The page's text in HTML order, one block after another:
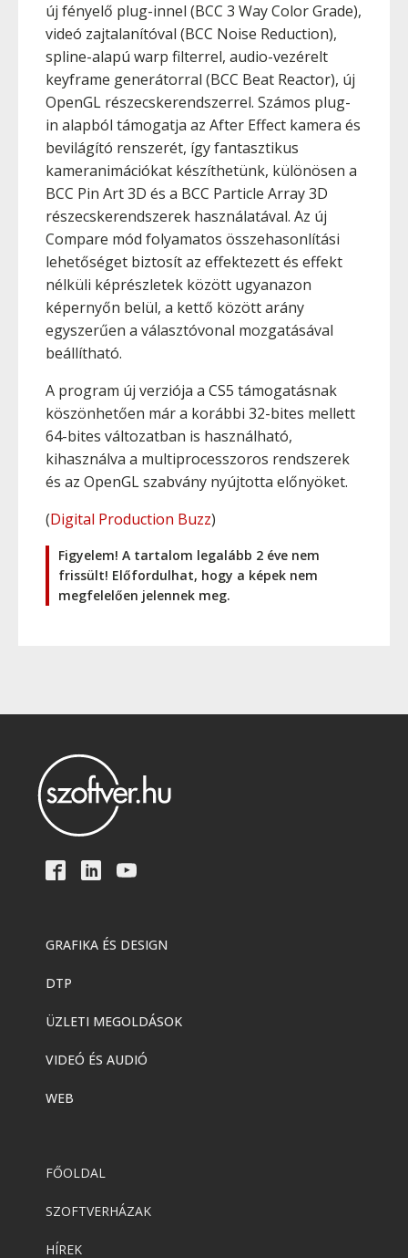
új fényelő plug-innel (BCC 3 Way Color Grade),
videó zajtalanítóval (BCC Noise Reduction),
spline-alapú warp filterrel, audio-vezérelt
keyframe generátorral (BCC Beat Reactor), új
OpenGL részecskerendszerrel. Számos plug-
in alapból támogatja az After Effect kamera és
bevilágító renszerét, így fantasztikus
kameranimációkat készíthetünk, különösen a
BCC Pin Art 3D és a BCC Particle Array 3D
részecskerendszerek használatával. Az új
Compare mód folyamatos összehasonlítási
lehetőséget biztosít az effektezett és effekt
nélküli képrészletek között ugyanazon
képernyőn belül, a kettő között arány
egyszerűen a választóvonal mozgatásával
beállítható.
A program új verziója a CS5 támogatásnak
köszönhetően már a korábbi 32-bites mellett
64-bites változatban is használható,
kihasználva a multiprocesszoros rendszerek
és az OpenGL szabvány nyújtotta előnyöket.
(Digital Production Buzz)
Figyelem! A tartalom legalább 2 éve nem
frissült! Előfordulhat, hogy a képek nem
megfelelően jelennek meg.
GRAFIKA ÉS DESIGN
DTP
ÜZLETI MEGOLDÁSOK
VIDEÓ ÉS AUDIÓ
WEB
FŐOLDAL
SZOFTVERHÁZAK
HÍREK